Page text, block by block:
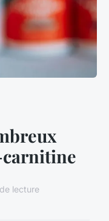
carnitine
lecture